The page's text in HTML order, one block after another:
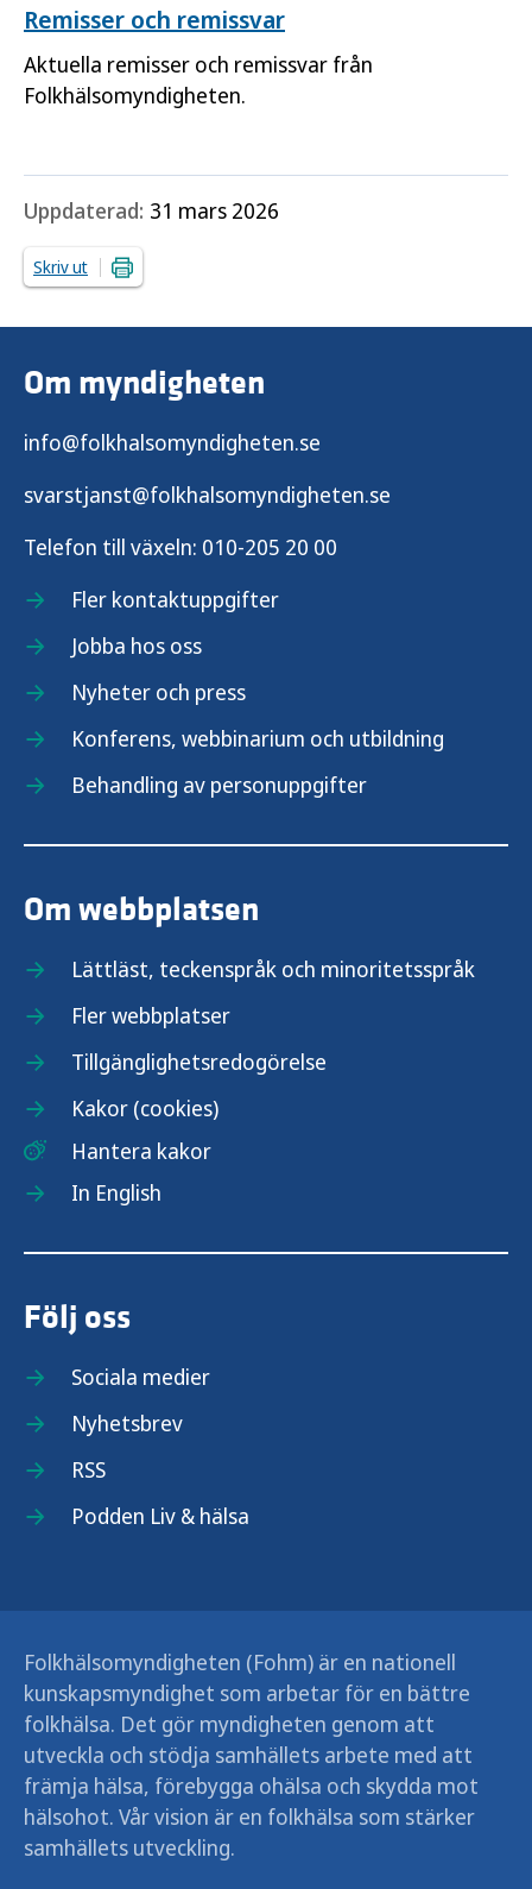
Remisser och remissvar
Aktuella remisser och remissvar från
Folkhälsomyndigheten.
Uppdaterad: 31 mars 2026
Skriv ut
Om myndigheten
info@folkhalsomyndigheten.se
svarstjanst@folkhalsomyndigheten.se
Telefon till växeln: 010-205 20 00
Fler kontaktuppgifter
Jobba hos oss
Nyheter och press
Konferens, webbinarium och utbildning
Behandling av personuppgifter
Om webbplatsen
Lättläst, teckenspråk och minoritetsspråk
Fler webbplatser
Tillgänglighetsredogörelse
Kakor (cookies)
Hantera kakor
In English
Följ oss
Sociala medier
Nyhetsbrev
RSS
Podden Liv & hälsa
Folkhälsomyndigheten (Fohm) är en nationell
kunskapsmyndighet som arbetar för en bättre
folkhälsa. Det gör myndigheten genom att
utveckla och stödja samhällets arbete med att
främja hälsa, förebygga ohälsa och skydda mot
hälsohot. Vår vision är en folkhälsa som stärker
samhällets utveckling.